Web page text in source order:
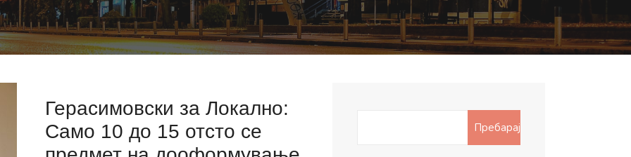
Герасимовски за Локално:
Само 10 до 15 отсто се
Пребарај